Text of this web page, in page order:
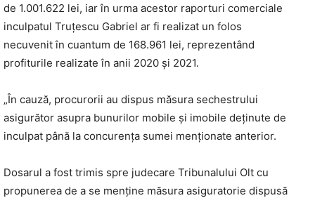
de 1.001.622 lei, iar în urma acestor raporturi comerciale
inculpatul Truțescu Gabriel ar fi realizat un folos
necuvenit în cuantum de 168.961 lei, reprezentând
profiturile realizate în anii 2020 și 2021.
„În cauză, procurorii au dispus măsura sechestrului
asigurător asupra bunurilor mobile și imobile deținute de
inculpat până la concurența sumei menționate anterior.
Dosarul a fost trimis spre judecare Tribunalului Olt cu
propunerea de a se menține măsura asiguratorie dispusă